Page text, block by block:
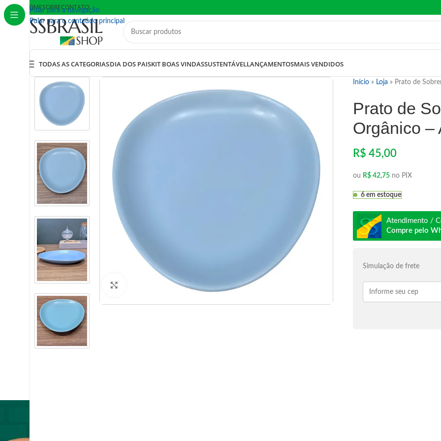
Pular para a navegação
Pular para o conteúdo principal
ATENDIMENTO:
+55 11 3428-9599
/ssbrasil.oficial
@ssbrasilshop
HOMESOBRECONTATO
TODAS AS CATEGORIASDIA DOS PAISKIT BOAS VINDASSUSTENTÁVELLANÇAMENTOSMAIS VENDIDOS
Clique para ampliar
Início » Loja » Prato de
Prato de
Orgânico –
R$ 45,00
ou R$ 42,75 no PIX
6 em estoque
Atendimento /
Compre pelo
Simulação de frete